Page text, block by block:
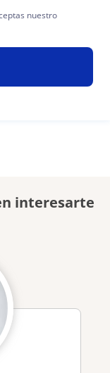
nuestro
interesarte